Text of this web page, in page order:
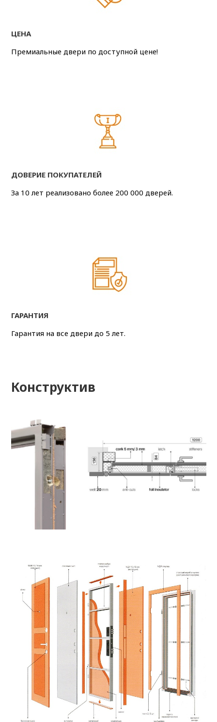
ЦЕНА
Премиальные двери по доступной цене!
ДОВЕРИЕ ПОКУПАТЕЛЕЙ
За 10 лет реализовано более 200 000 дверей.
ГАРАНТИЯ
Гарантия на все двери до 5 лет.
Конструктив